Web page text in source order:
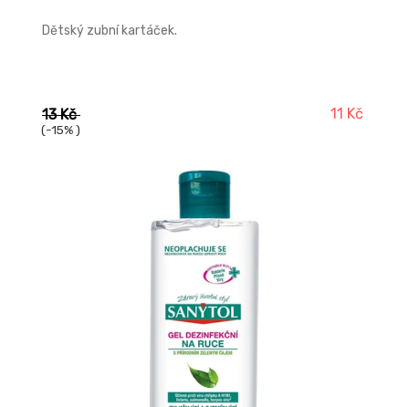
Dětský zubní kartáček.
13 Kč
(-15% )
11 Kč